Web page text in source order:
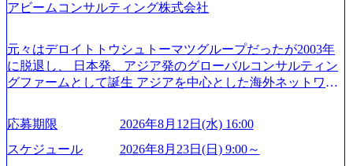
アビームコンサルティング株式会社
元々はデロイトトウシュトーマツグループだったが2003年
に脱退し、 日本発、アジア発のグローバルコンサルティン
グファームとして誕生 アジアを中心とした海外ネットワー
供している日系最大級の総合コンサルティングファーム
『Build Beyond As One ®.』をブランドメッセージに掲げ、
企業や組織の変革を通じて社会や産業の課題を解決し、未
応募期限
2026年8月12日(水) 16:00
スケジュール
2026年8月23日(日) 9:00～